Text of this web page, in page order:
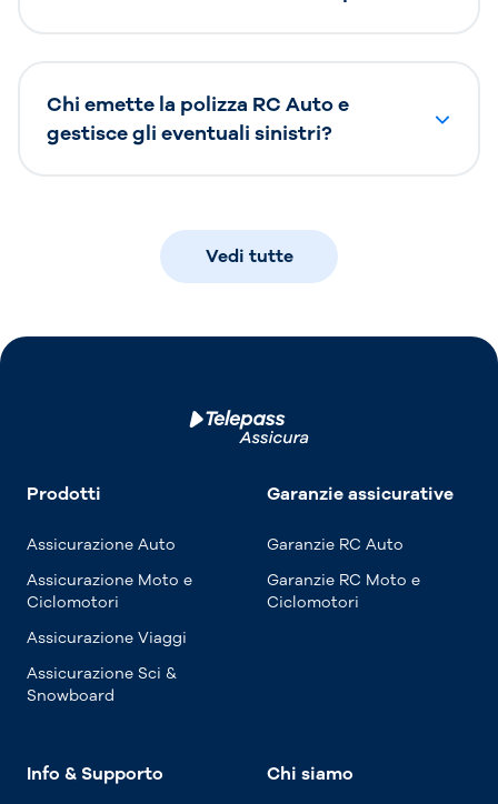
Chi emette la polizza RC Auto e
gestisce gli eventuali sinistri?
Vedi tutte
Prodotti
Assicurazione Auto
Assicurazione Moto e
Ciclomotori
Assicurazione Viaggi
Assicurazione Sci &
Snowboard
Garanzie assicurative
Garanzie RC Auto
Garanzie RC Moto e
Ciclomotori
Info & Supporto Chi siamo